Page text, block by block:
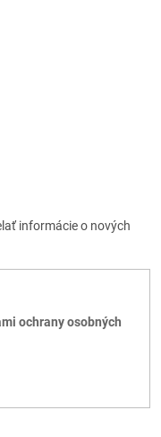
informácie o nových
ochrany osobných